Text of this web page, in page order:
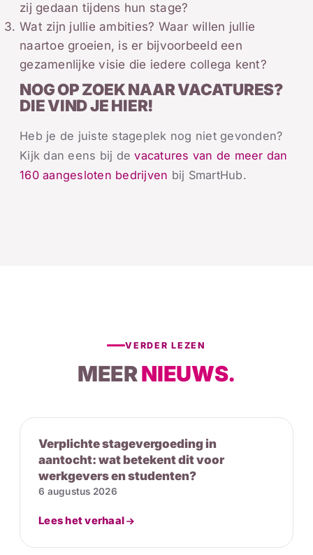
zij gedaan tijdens hun stage?
Wat zijn jullie ambities? Waar willen jullie
naartoe groeien, is er bijvoorbeeld een
gezamenlijke visie die iedere collega kent?
NOG OP ZOEK NAAR VACATURES?
DIE VIND JE HIER!
Heb je de juiste stageplek nog niet gevonden?
Kijk dan eens bij devacatures van de meer dan
160 aangesloten bedrijven bij SmartHub.
VERDER LEZEN
MEERNIEUWS.
Verplichte stagevergoeding in
aantocht: wat betekent dit voor
werkgevers en studenten?
6 augustus 2026
Lees het verhaal